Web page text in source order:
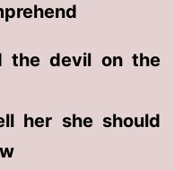
the devil on the
her she should